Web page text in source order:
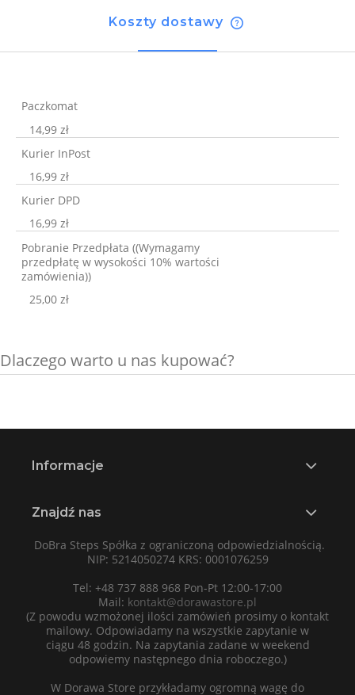
Koszty dostawy
Cena nie zawiera ewentualnych kosztów płatności
Paczkomat
14,99 zł
Kurier InPost
16,99 zł
Kurier DPD
16,99 zł
Pobranie Przedpłata ((Wymagamy
przedpłatę w wysokości 10% wartości
zamówienia))
25,00 zł
Dlaczego warto u nas kupować?
Informacje
Znajdź nas
DoBra Steps Spółka z ograniczoną odpowiedzialnością.
NIP: 5214050274 KRS: 0001076259
Tel: +48 737 888 968 Pon-Pt 12:00-17:00
Mail: kontakt@dorawastore.pl
(Z powodu wzmożonej ilości zamówień prosimy o kontakt
mailowy. Odpowiadamy na wszystkie zapytanie w
ciągu 48 godzin. Na zapytania zadane w weekend
odpowiemy następnego dnia roboczego.)
W Dorawa Store przykładamy ogromną wagę do